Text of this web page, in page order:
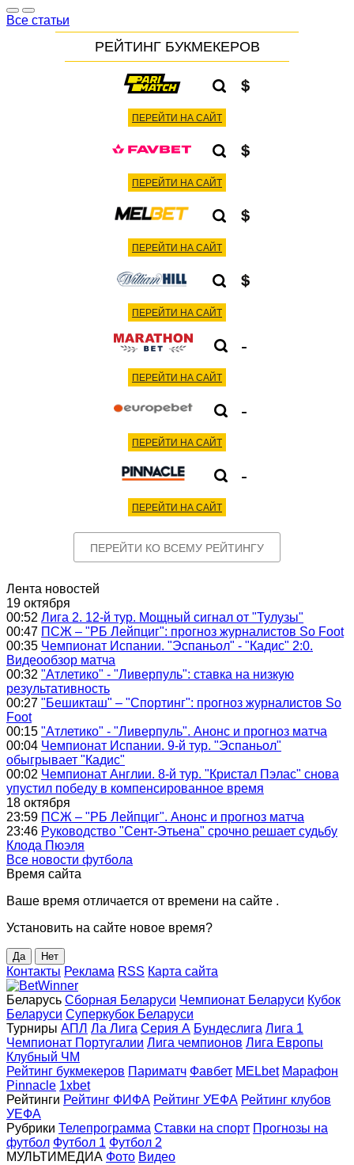
Все статьи
РЕЙТИНГ БУКМЕКЕРОВ
ПЕРЕЙТИ НА САЙТ
ПЕРЕЙТИ НА САЙТ
ПЕРЕЙТИ НА САЙТ
ПЕРЕЙТИ НА САЙТ
-
ПЕРЕЙТИ НА САЙТ
-
ПЕРЕЙТИ НА САЙТ
-
ПЕРЕЙТИ НА САЙТ
ПЕРЕЙТИ КО ВСЕМУ РЕЙТИНГУ
Лента новостей
19 октября
00:52 Лига 2. 12-й тур. Мощный сигнал от "Тулузы"
00:47 ПСЖ – "РБ Лейпциг": прогноз журналистов So Foot
00:35 Чемпионат Испании. "Эспаньол" - "Кадис" 2:0.
Видеообзор матча
00:32 "Атлетико" - "Ливерпуль": ставка на низкую
результативность
00:27 "Бешикташ" – "Спортинг": прогноз журналистов So
Foot
00:15 "Атлетико" - "Ливерпуль". Анонс и прогноз матча
00:04 Чемпионат Испании. 9-й тур. "Эспаньол"
обыгрывает "Кадис"
00:02 Чемпионат Англии. 8-й тур. "Кристал Пэлас" снова
упустил победу в компенсированное время
18 октября
23:59 ПСЖ – "РБ Лейпциг". Анонс и прогноз матча
23:46 Руководство "Сент-Этьена" срочно решает судьбу
Клода Пюэля
Все новости футбола
Время сайта
Ваше время отличается от времени на сайте .
Установить на сайте новое время?
Да Нет
Контакты Реклама RSS Карта сайта
Беларусь Сборная Беларуси Чемпионат Беларуси Кубок
Беларуси Суперкубок Беларуси
Турниры АПЛ Ла Лига Серия А Бундеслига Лига 1
Чемпионат Португалии Лига чемпионов Лига Европы
Клубный ЧМ
Рейтинг букмекеров Париматч Фавбет MELbet Марафон
Pinnacle 1xbet
Рейтинги Рейтинг ФИФА Рейтинг УЕФА Рейтинг клубов
УЕФА
Рубрики Телепрограмма Ставки на спорт Прогнозы на
футбол Футбол 1 Футбол 2
МУЛЬТИМЕДИА Фото Видео